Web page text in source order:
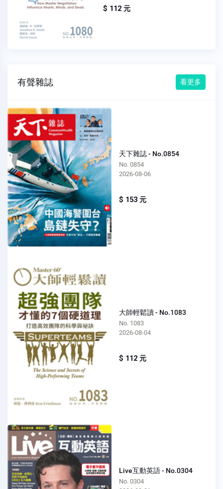
$ 112 元
有聲雜誌 看更多
天下雜誌 - No.0854
No. 0854
2026-08-06
$ 153 元
大師輕鬆讀 - No.1083
No. 1083
2026-08-04
$ 112 元
Live互動英語 - No.0304
No. 0304